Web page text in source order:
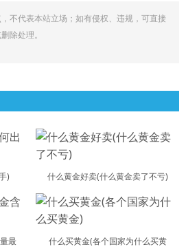
不代表本站立场；如有侵权、违规，可直接
除处理。
) 什么黄金好卖(什么黄金卖了不亏)
最 什么买黄金(各个国家为什么买黄